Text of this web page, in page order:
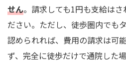
せん。請求しても1円も支給は
ださい。ただし、徒歩圏内でも
認められれば、費用の請求は可
ず、完全に徒歩だけで通院した